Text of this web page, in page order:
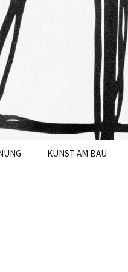
KUNST AM BAU